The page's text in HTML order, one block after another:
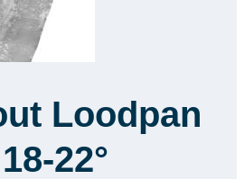
Loodpan
22°